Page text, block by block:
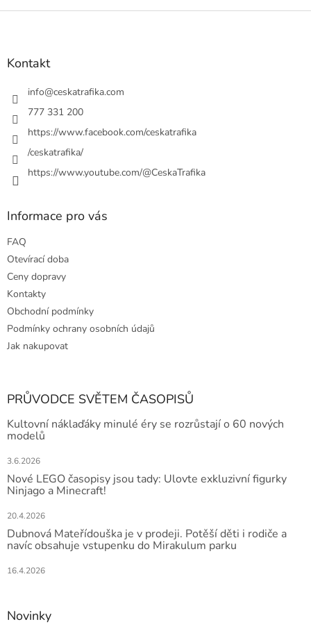
ý
s
v
Z
Kontakt
info@ceskatrafika.com
777 331 200
https://www.facebook.com/ceskatrafika
/ceskatrafika/
https://www.youtube.com/@CeskaTrafika
Informace pro vás
FAQ
Otevírací doba
Ceny dopravy
Kontakty
Obchodní podmínky
Podmínky ochrany osobních údajů
Jak nakupovat
PRŮVODCE SVĚTEM ČASOPISŮ
Kultovní náklaďáky minulé éry se rozrůstají o 60 nových
modelů
3.6.2026
Nové LEGO časopisy jsou tady: Ulovte exkluzivní figurky
Ninjago a Minecraft!
20.4.2026
Dubnová Mateřídouška je v prodeji. Potěší děti i rodiče a
navíc obsahuje vstupenku do Mirakulum parku
16.4.2026
Novinky